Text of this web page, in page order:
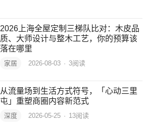
2026上海全屋定制三梯队比对：木皮品
质、大师设计与整木工艺，你的预算该
落在哪里
家居 2026-08-03 · 3阅读
从流量场到生活方式符号，「心动三里
屯」重塑商圈内容新范式
深度 2026-05-25 · 13阅读